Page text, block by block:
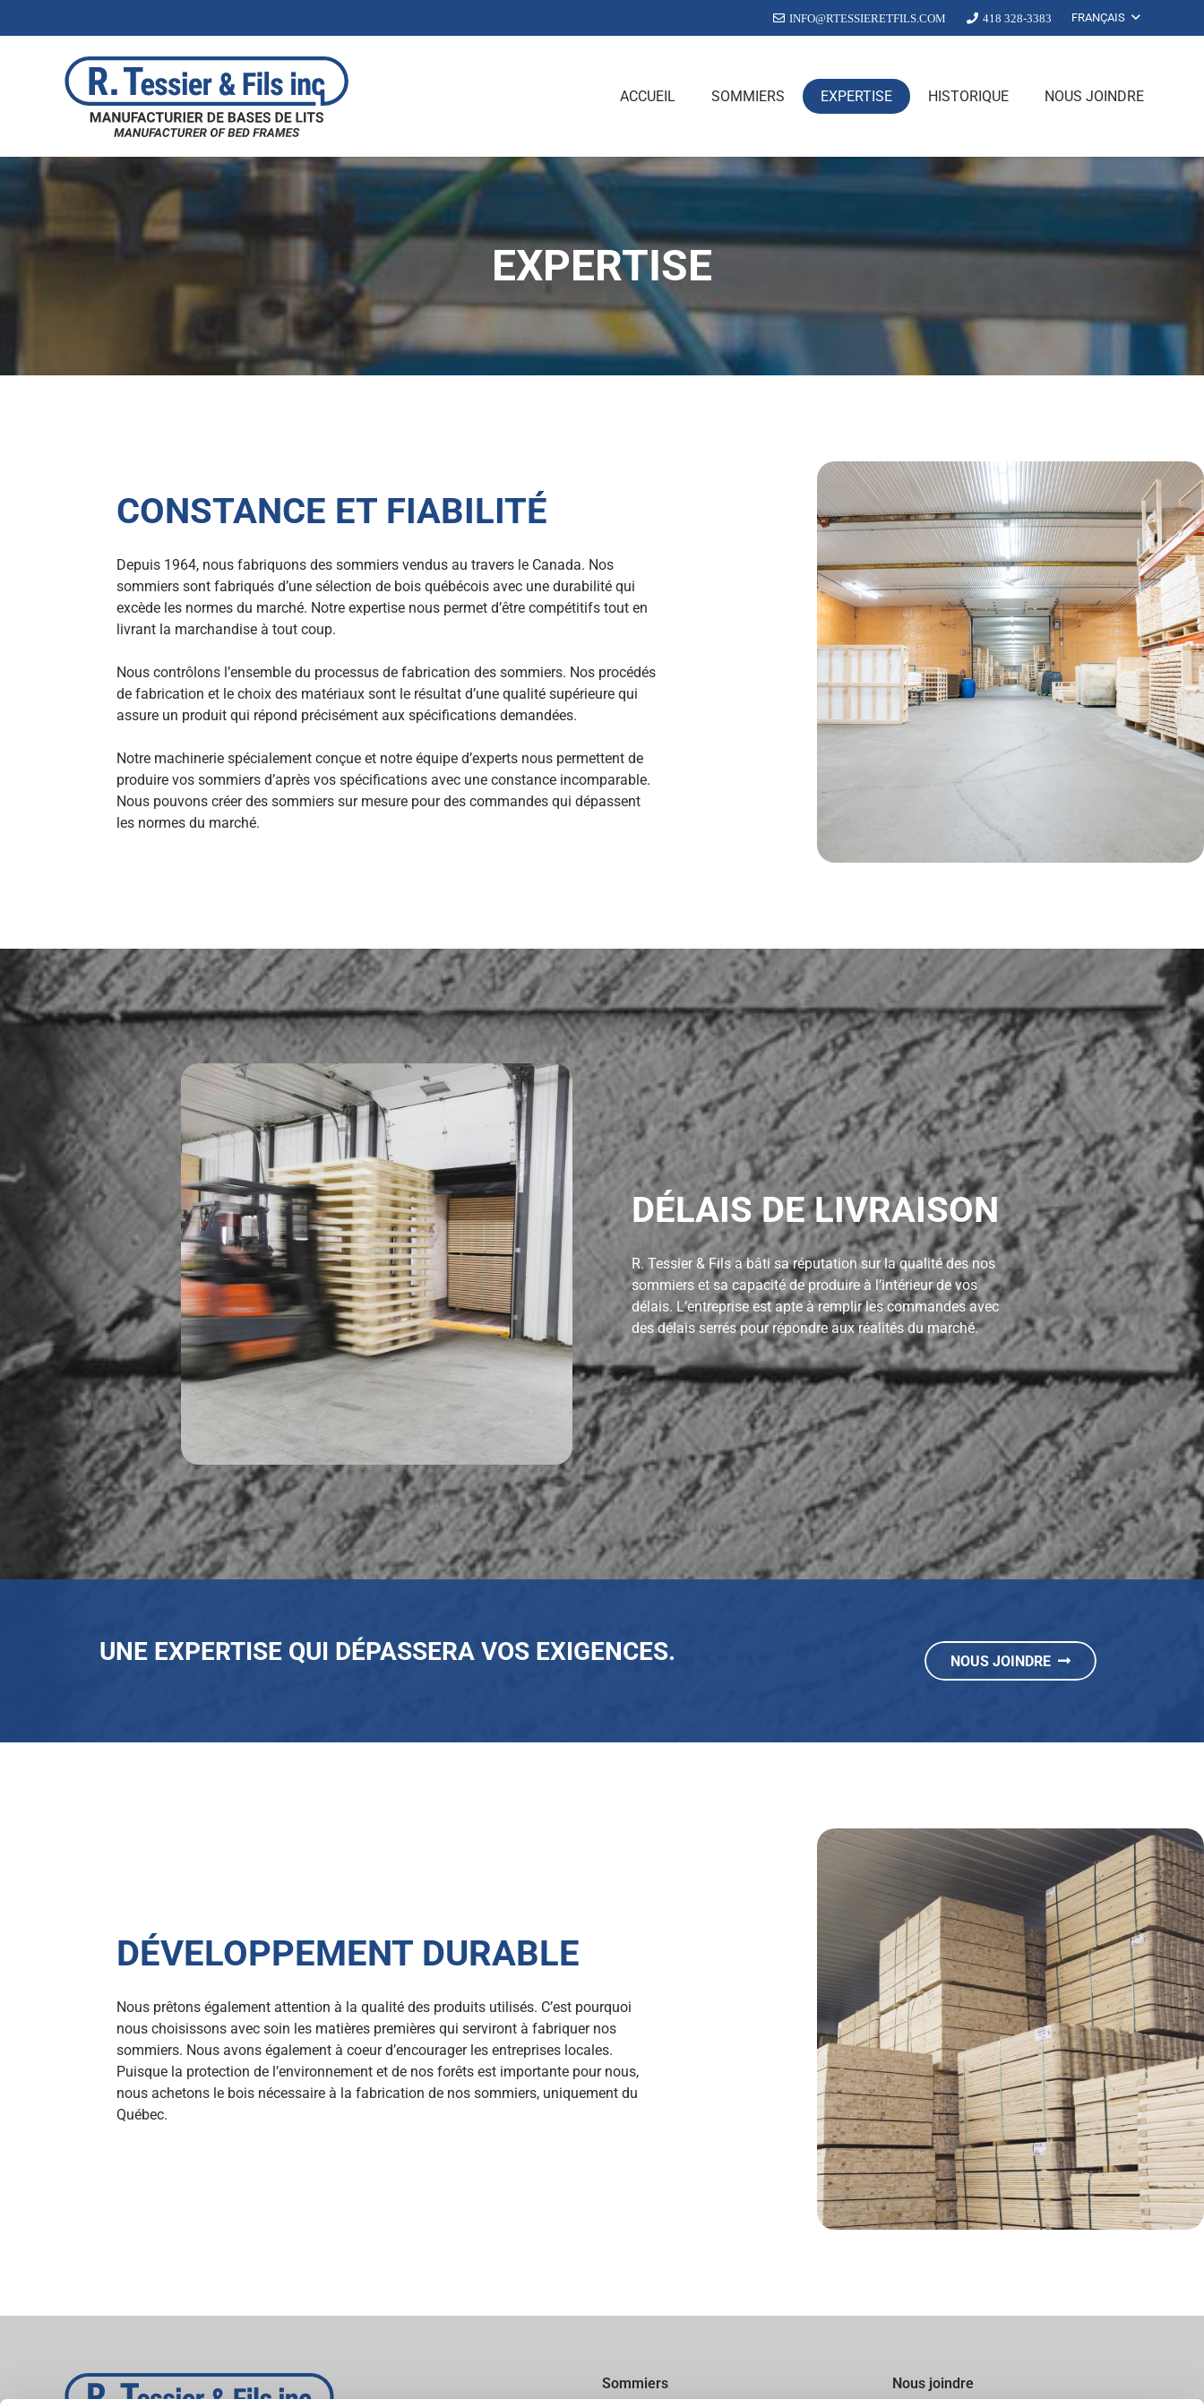
INFO@RTESSIERETFILS.COM 418 328-3383 FRANÇAIS
ACCUEIL SOMMIERS EXPERTISE HISTORIQUE NOUS JOINDRE
EXPERTISE
CONSTANCE ET FIABILITÉ
Depuis 1964, nous fabriquons des sommiers vendus au travers le Canada. Nos
sommiers sont fabriqués d’une sélection de bois québécois avec une durabilité qui
excède les normes du marché. Notre expertise nous permet d’être compétitifs tout en
livrant la marchandise à tout coup.
Nous contrôlons l’ensemble du processus de fabrication des sommiers. Nos procédés
de fabrication et le choix des matériaux sont le résultat d’une qualité supérieure qui
assure un produit qui répond précisément aux spécifications demandées.
Notre machinerie spécialement conçue et notre équipe d’experts nous permettent de
produire vos sommiers d’après vos spécifications avec une constance incomparable.
Nous pouvons créer des sommiers sur mesure pour des commandes qui dépassent
les normes du marché.
DÉLAIS DE LIVRAISON
R. Tessier & Fils a bâti sa réputation sur la qualité des nos
sommiers et sa capacité de produire à l’intérieur de vos
délais. L’entreprise est apte à remplir les commandes avec
des délais serrés pour répondre aux réalités du marché.
UNE EXPERTISE QUI DÉPASSERA VOS EXIGENCES. NOUS JOINDRE
DÉVELOPPEMENT DURABLE
Nous prêtons également attention à la qualité des produits utilisés. C’est pourquoi
nous choisissons avec soin les matières premières qui serviront à fabriquer nos
sommiers. Nous avons également à coeur d’encourager les entreprises locales.
Puisque la protection de l’environnement et de nos forêts est importante pour nous,
nous achetons le bois nécessaire à la fabrication de nos sommiers, uniquement du
Québec.
Sommiers Nous joindre